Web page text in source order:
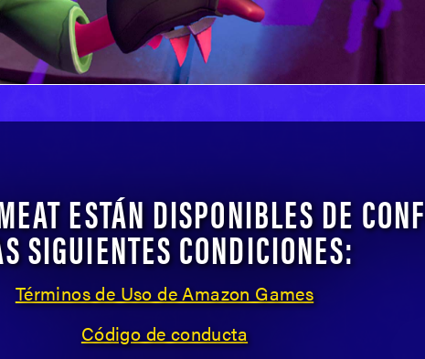
ESTÁN DISPONIBLES DE
SIGUIENTES CONDICIONES:
Términos de Uso de Amazon Games
Código de conducta